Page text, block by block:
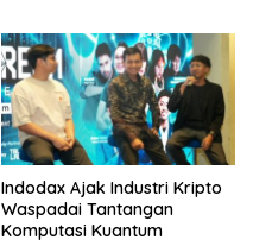
Indodax Ajak Industri Kripto
Waspadai Tantangan
Komputasi Kuantum